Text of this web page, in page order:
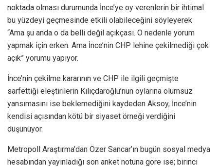
noktada olması durumunda İnce’ye oy verenlerin bir ihtimal
bu yüzdeyi geçmesinde etkili olabileceğini söyleyerek
“Ama şu anda o da belli değil açıkçası. O nedenle yorum
yapmak için erken. Ama İnce’nin CHP lehine çekilmediği çok
açık” yorumu yapıyor.
İnce’nin çekilme kararının ve CHP ile ilgili geçmişte
sarfettiği eleştirilerin Kılıçdaroğlu’nun oylarına olumsuz
yansımasını ise beklemediğini kaydeden Aksoy, İnce’nin
kendisi açısından kötü bir siyaset örneği verdiğini
düşünüyor.
Metropoll Araştırma’dan Özer Sancar’ın bugün sosyal medya
hesabından yayınladığı son anket notuna göre ise; birinci